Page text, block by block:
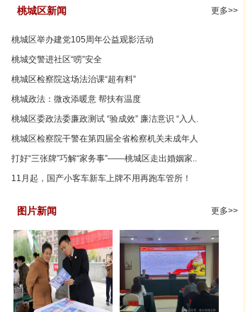
桃城区新闻 更多>>
桃城区举办建党105周年公益观影活动
桃城交警进社区“唠”安全
桃城区检察院这场法治课“超有料”
桃城政法：微改添暖意 帮扶有温度
桃城区委政法委廉政测试 “验成效” 廉洁意识 “入人...
桃城区检察院干警在第四届全省检察机关未成年人检察...
打好“三张牌”巧解“家务事”——桃城区走出婚姻家...
11月起，国产小客车新车上牌不用再跑车管所！
图片新闻 更多>>